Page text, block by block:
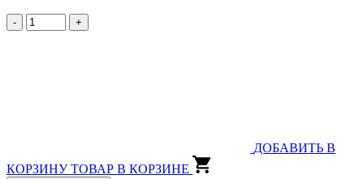
- +
ДОБАВИТЬ В
КОРЗИНУ ТОВАР В КОРЗИНЕ